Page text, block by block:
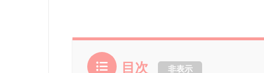
目次 非表示